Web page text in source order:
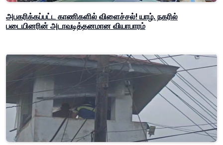
அபகரிக்கப்பட்ட காணிகளில் விளைச்சல்! யாழ். நகரில்
படையினரின் அடாவடித்தனமான வியாபாரம்